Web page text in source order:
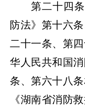
第二十四条
防法》第十六
二十一条、第
华人民共和国
条、第六十八
《湖南省消防